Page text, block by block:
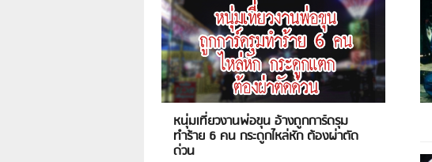
หนุ่มเที่ยวงานพ่อขุน อ้างถูกการ์ดรุม
ทำร้าย 6 คน กระดูกไหล่หัก ต้องผ่าตัด
ด่วน